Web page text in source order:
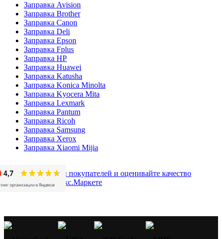
Заправка Avision
Заправка Brother
Заправка Canon
Заправка Deli
Заправка Epson
Заправка Fplus
Заправка HP
Заправка Huawei
Заправка Katusha
Заправка Konica Minolta
Заправка Kyocera Mita
Заправка Lexmark
Заправка Pantum
Заправка Ricoh
Заправка Samsung
Заправка Xerox
Заправка Xiaomi Mijia